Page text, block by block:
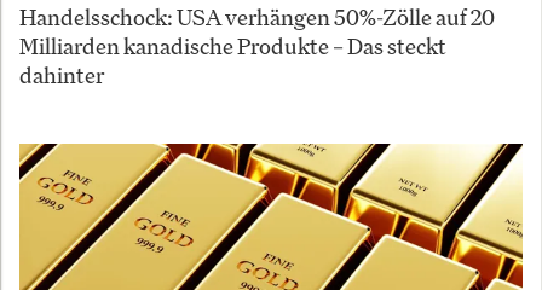
Handelsschock: USA verhängen 50%-Zölle auf 20
Milliarden kanadische Produkte – Das steckt
dahinter